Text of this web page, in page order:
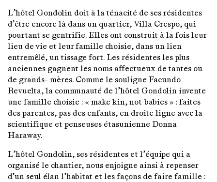
L’hôtel Gondolin doit à la ténacité de ses résidentes
d’être encore là dans un quartier, Villa Crespo, qui
pourtant se gentrifie. Elles ont construit à la fois leur
lieu de vie et leur famille choisie, dans un lien
entremêlé, un tissage fort. Les résidentes les plus
anciennes gagnent les noms affectueux de tantes ou
de grands- mères. Comme le souligne Facundo
Revuelta, la communauté de l’hôtel Gondolin invente
une famille choisie : « make kin, not babies » : faites
des parentes, pas des enfants, en droite ligne avec la
scientifique et penseuses étasunienne Donna
Haraway.
L’hôtel Gondolin, ses résidentes et l’équipe qui a
organisé le chantier, nous enjoigne ainsi à repenser
d’un seul élan l’habitat et les façons de faire famille :